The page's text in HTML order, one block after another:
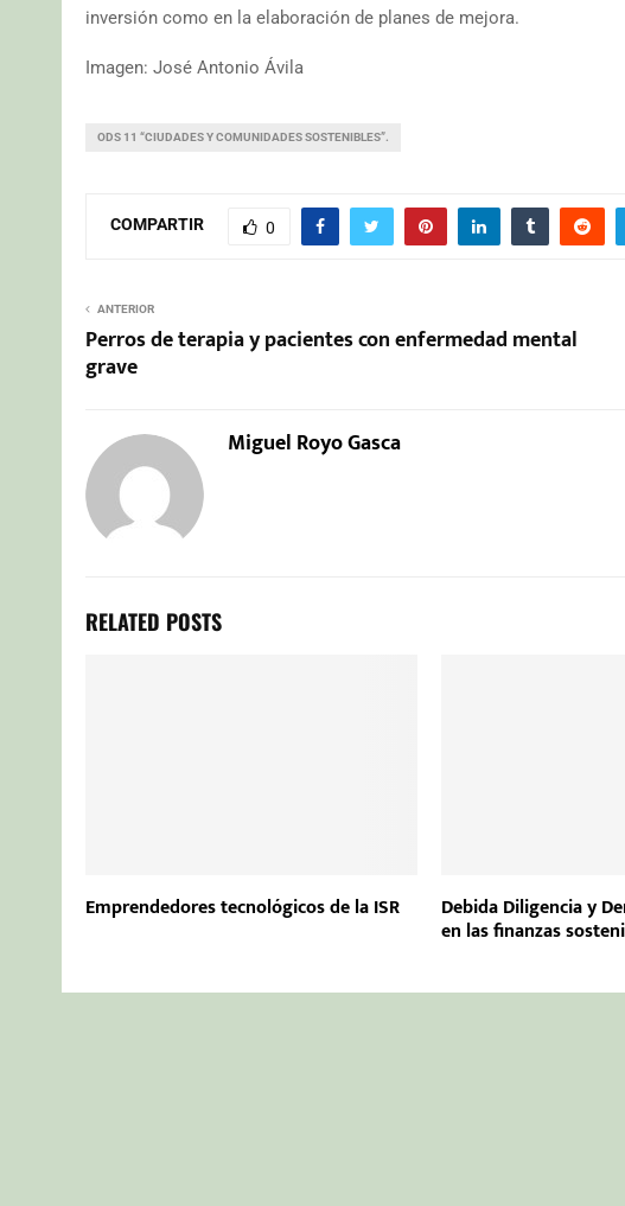
inversión como en la elaboración de planes de mejora.
Imagen: José Antonio Ávila
ODS 11 “CIUDADES Y COMUNIDADES SOSTENIBLES”.
COMPARTIR 0
ANTERIOR
Perros de terapia y pacientes con enfermedad mental
grave
Miguel Royo Gasca
RELATED POSTS
Emprendedores tecnológicos de la ISR Debida Diligencia y
en las finanzas